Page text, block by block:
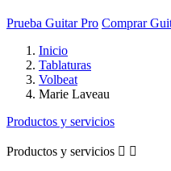
Prueba Guitar Pro Comprar
Inicio
Tablaturas
Volbeat
Marie Laveau
Productos y servicios
Productos y servicios  